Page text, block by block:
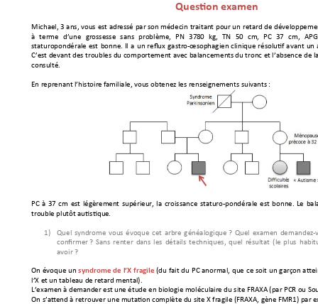
Question examen
Michael, 3 ans, vous est adressé par son médecin traitant pour un retard de
à terme d’une grossesse sans problème, PN 3780 kg, TN 50 cm, PC 37 cm,
staturopondérale est bonne. a un reflux gastro-œsophagien clinique résolutif avant un
C’est devant des troubles du comportement avec balancements du tronc et l’absence de
consulté.
En reprenant l’histoire familiale, vous obtenez les renseignements suivants :
PC à 37 cm est légèrement supérieur, la croissance staturo-pondérale est bonne. Le
trouble plutôt autistique.
1) Quel syndrome vous évoque cet arbre généalogique ? Quel examen demandez-
confirmer ? Sans renter dans les détails techniques, quel résultat (le plus
avoir ?
On évoque un syndrome de l’X fragile (du fait du PC anormal, que ce soit un garçon
l’X et un tableau de retard mental).
L’examen à demander est une étude en biologie moléculaire du site FRAXA (par PCR ou
On s’attend à retrouver une mutation complète du site X fragile (FRAXA, gène FMR1) par